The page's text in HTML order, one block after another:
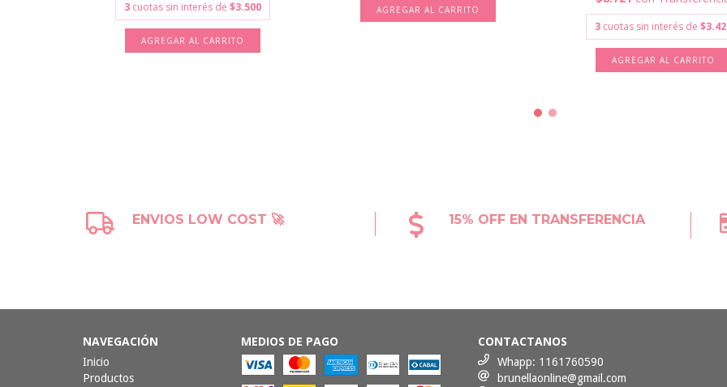
3 cuotas sin interés de $3.500
AGREGAR AL CARRITO
AGREGAR AL CARRITO
3 cuotas sin interés de
AGREGAR AL CARRITO
ENVIOS LOW COST 🚀 15% OFF EN TRANSFERENCIA
NAVEGACIÓN
Inicio
Productos
MEDIOS DE PAGO CONTACTANOS
Whapp: 1161760590
brunellaonline@gmail.com